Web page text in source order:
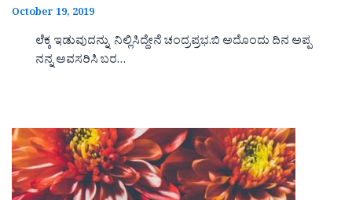
October 19, 2019
ಲೆಕ್ಕ ಇಡುವುದನ್ನು ನಿಲ್ಲಿಸಿದ್ದೇನೆ ಚಂದ್ರಪ್ರಭ.ಬಿ ಅದೊಂದು ದಿನ ಅಪ್ಪ
ನನ್ನ ಅವಸರಿಸಿ ಬರ…